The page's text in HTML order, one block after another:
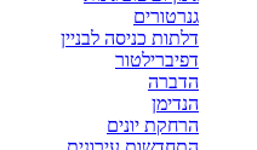
גנרטורים
דלתות כניסה לבניין
דפיברילטור
הדברה
הנדימן
הרחקת יונים